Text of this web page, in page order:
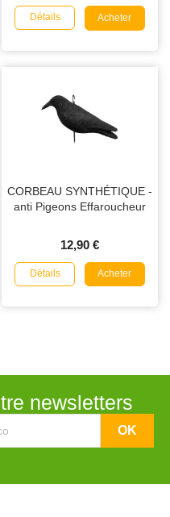
Détails Acheter
CORBEAU SYNTHÉTIQUE -
anti Pigeons Effaroucheur
12,90 €
Détails Acheter
newsletters